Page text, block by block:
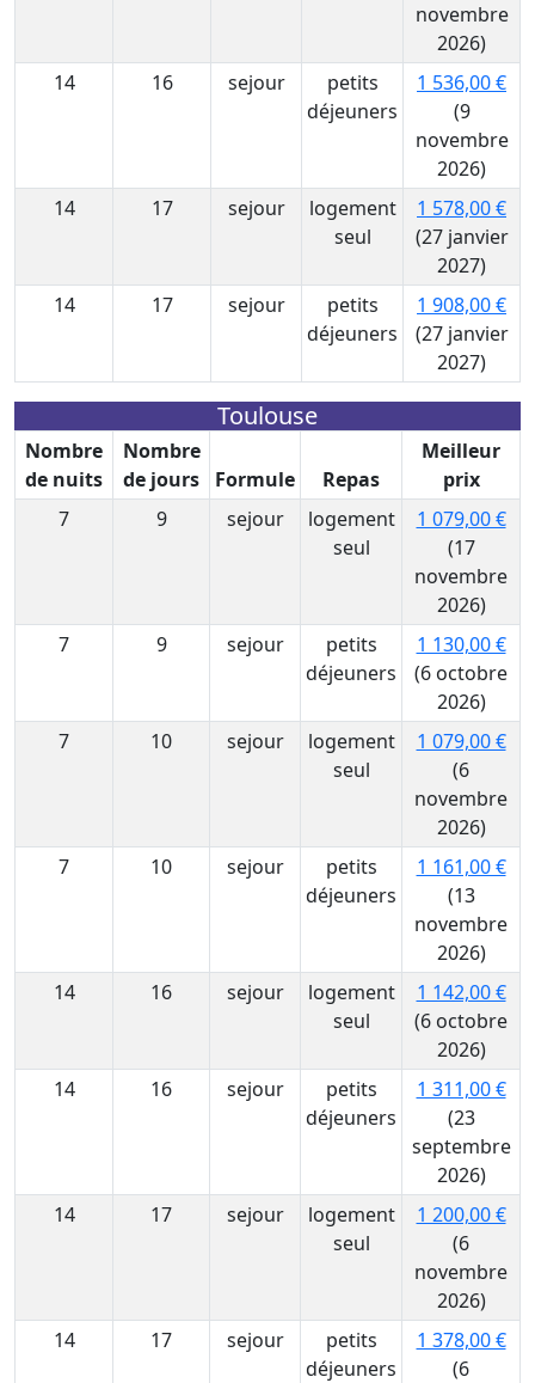
novembre
2026)
14
16 sejour
petits
déjeuners
1 536,00 €
(9
novembre
2026)
14
17 sejour
logement
seul
1 578,00 €
(27 janvier
2027)
14
17 sejour
petits
déjeuners
1 908,00 €
(27 janvier
2027)
Toulouse
Nombre
de nuits
Nombre
de jours
Formule Repas
Meilleur
prix
7
9 sejour
logement
seul
1 079,00 €
(17
novembre
2026)
7
9 sejour
petits
déjeuners
1 130,00 €
(6 octobre
2026)
7
10 sejour
logement
seul
1 079,00 €
(6
novembre
2026)
7
10 sejour
petits
déjeuners
1 161,00 €
(13
novembre
2026)
14
16 sejour
logement
seul
1 142,00 €
(6 octobre
2026)
14
16 sejour
petits
déjeuners
1 311,00 €
(23
septembre
2026)
14
17 sejour
logement
seul
1 200,00 €
(6
novembre
2026)
14
17 sejour
petits
déjeuners
1 378,00 €
(6